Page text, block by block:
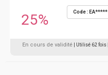
25% Code : EA*****
En cours de validité | Utilisé 62 fois